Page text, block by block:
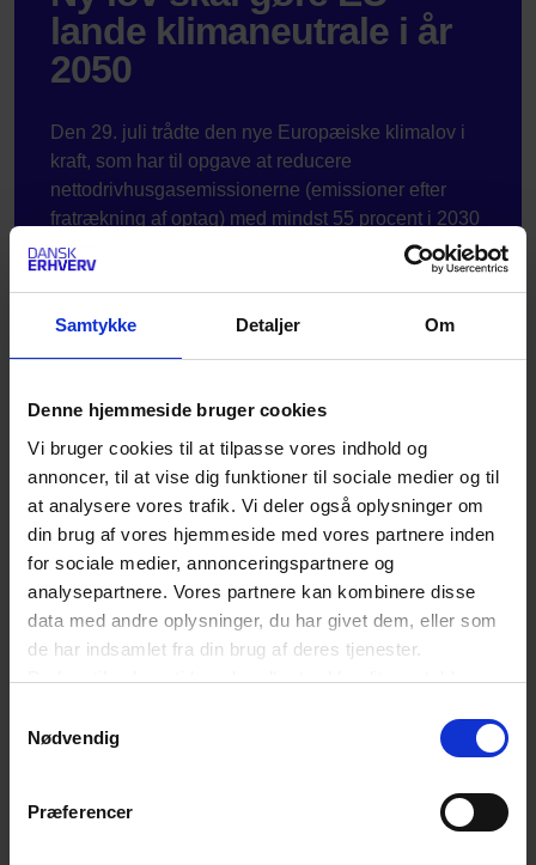
Samtykke Detaljer Om
Denne hjemmeside bruger cookies
Vi bruger cookies til at tilpasse vores indhold og
annoncer, til at vise dig funktioner til sociale medier og til
at analysere vores trafik. Vi deler også oplysninger om
din brug af vores hjemmeside med vores partnere inden
for sociale medier, annonceringspartnere og
analysepartnere. Vores partnere kan kombinere disse
data med andre oplysninger, du har givet dem, eller som
de har indsamlet fra din brug af deres tjenester.
Du kan til enhver tid ændre eller trække dit samtykke
hjørne på websitet.
Nødvendig
Præferencer